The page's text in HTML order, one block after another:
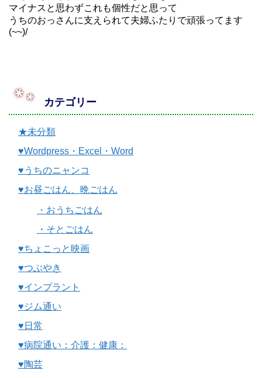
マイナスと思わずこれも個性だと思って
うちのおっさんに支えられて夫婦ふたりで頑張ってます
(~~)/
カテゴリー
★未分類
♥Wordpress・Excel・Word
♥うちのニャンコ
♥お昼ごはん、晩ごはん
・おうちごはん
・そとごはん
♥ちょこっと映画
♥つぶやき
♥インプラント
♥ジム通い
♥日常
♥病院通い：介護：健康：
♥陶芸